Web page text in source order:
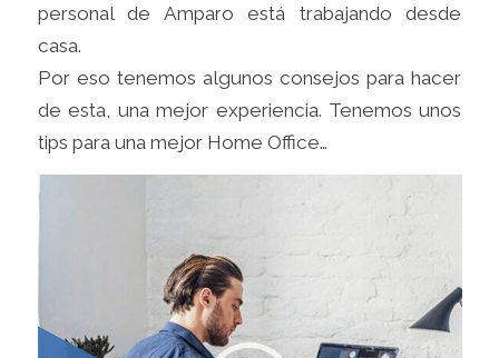
personal de Amparo está trabajando desde
casa.
Por eso tenemos algunos consejos para hacer
de esta, una mejor experiencia. Tenemos unos
tips para una mejor Home Office…